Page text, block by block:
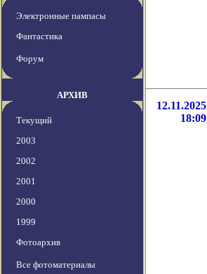
Электронные пампасы
Фантастика
Форум
АРХИВ
Текущий
2003
2002
2001
2000
1999
Фотоархив
Все фотоматериалы
12.11.2025
18:09